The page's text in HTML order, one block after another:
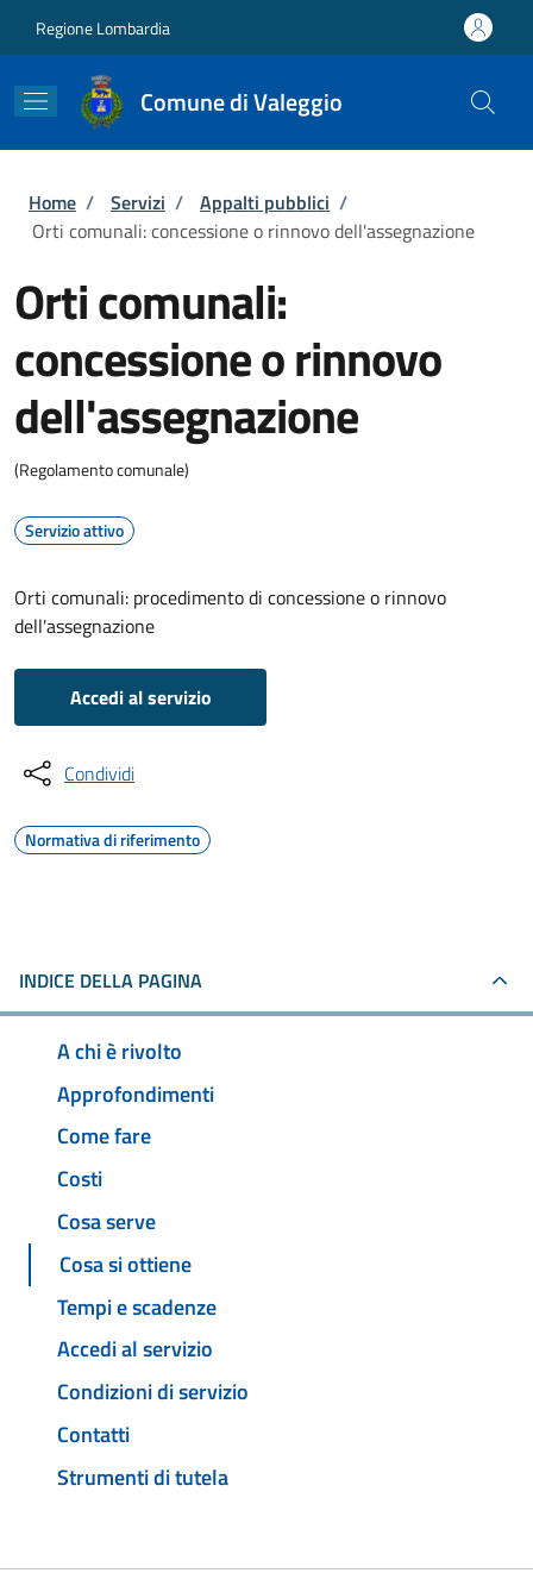
Regione Lombardia
Comune di Valeggio
Briciole di pane
Home / Servizi / Appalti pubblici /
Orti comunali: concessione o rinnovo dell'assegnazione
Orti comunali:
concessione o rinnovo
dell'assegnazione
(Regolamento comunale)
Servizio attivo
Orti comunali: procedimento di concessione o rinnovo
dell'assegnazione
Accedi al servizio
Condividi
Normativa di riferimento
INDICE DELLA PAGINA
A chi è rivolto
Approfondimenti
Come fare
Costi
Cosa serve
Cosa si ottiene
Tempi e scadenze
Accedi al servizio
Condizioni di servizio
Contatti
Strumenti di tutela